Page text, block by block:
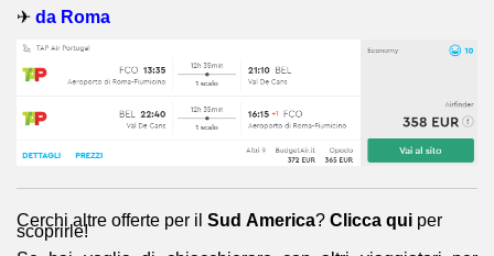
✈ da Roma
Cerchi altre offerte per il Sud America? Clicca qui per
scoprirle!